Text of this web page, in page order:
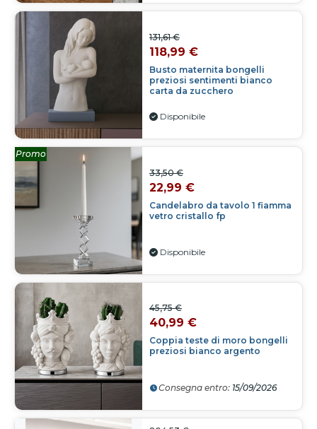
Busto maternita bongelli
preziosi sentimenti bianco
carta da zucchero
131,61 €
118,99 €
Disponibile
Candelabro da tavolo 1 fiamma
vetro cristallo fp
33,50 €
22,99 €
Disponibile
Promo
Coppia teste di moro bongelli
preziosi bianco argento
45,75 €
40,99 €
Consegna entro: 15/09/2026